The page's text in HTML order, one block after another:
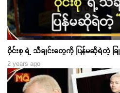
ဝိုင်းစု ရဲ့ သီချင်းတွေကို ပြန်မဆိုရဲတဲ့ ခ
2 years ago